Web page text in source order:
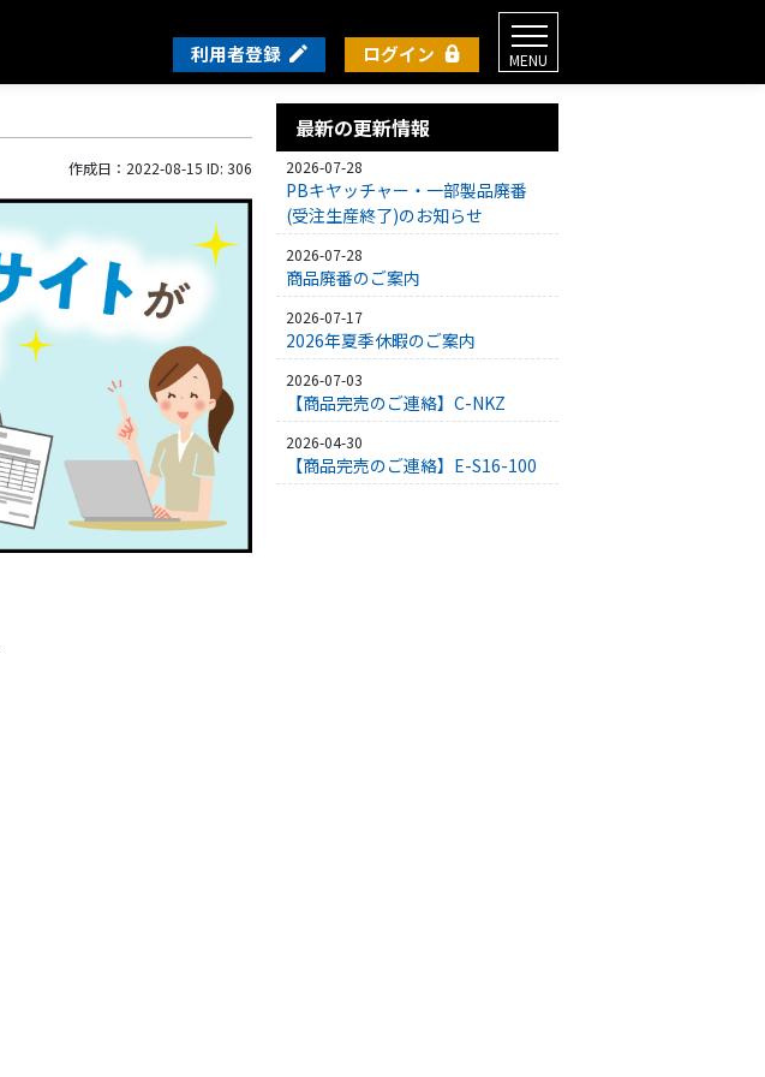
利用者登録 ログイン MENU
最新の更新情報
2026-07-28
PBキヤッチャー・一部製品廃番
(受注生産終了)のお知らせ
2026-07-28
商品廃番のご案内
2026-07-17
2026年夏季休暇のご案内
2026-07-03
【商品完売のご連絡】C-NKZ
2026-04-30
【商品完売のご連絡】E-S16-100
作成日：2022-08-15 ID: 306